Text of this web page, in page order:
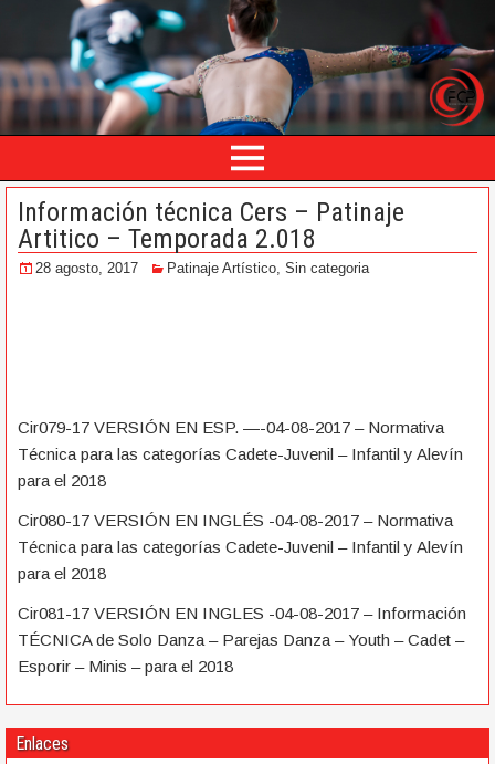
Información técnica Cers – Patinaje
Artitico – Temporada 2.018
28 agosto, 2017 Patinaje Artístico Sin categoria
Cir079-17 VERSIÓN EN ESP. —-04-08-2017 – Normativa
Técnica para las categorías Cadete-Juvenil – Infantil y Alevín
para el 2018
Cir080-17 VERSIÓN EN INGLÉS -04-08-2017 – Normativa
Técnica para las categorías Cadete-Juvenil – Infantil y Alevín
para el 2018
Cir081-17 VERSIÓN EN INGLES -04-08-2017 – Información
TÉCNICA de Solo Danza – Parejas Danza – Youth – Cadet –
Esporir – Minis – para el 2018
Enlaces